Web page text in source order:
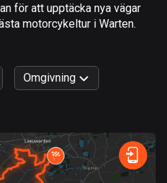
för att upptäcka nya vägar
motorcykeltur i Warten.
Omgivning
Fält Stad